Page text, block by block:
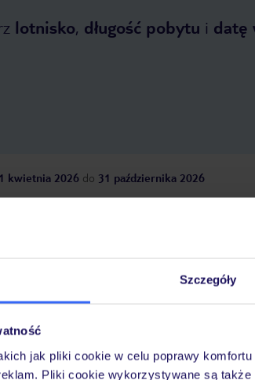
Szczegóły
jak pliki cookie w celu poprawy
Pliki cookie wykorzystywane są
lotnisko, długość pobytu i datę
1 kwietnia 2026 do 31 października 2026
podróży
30 lat w Polsce